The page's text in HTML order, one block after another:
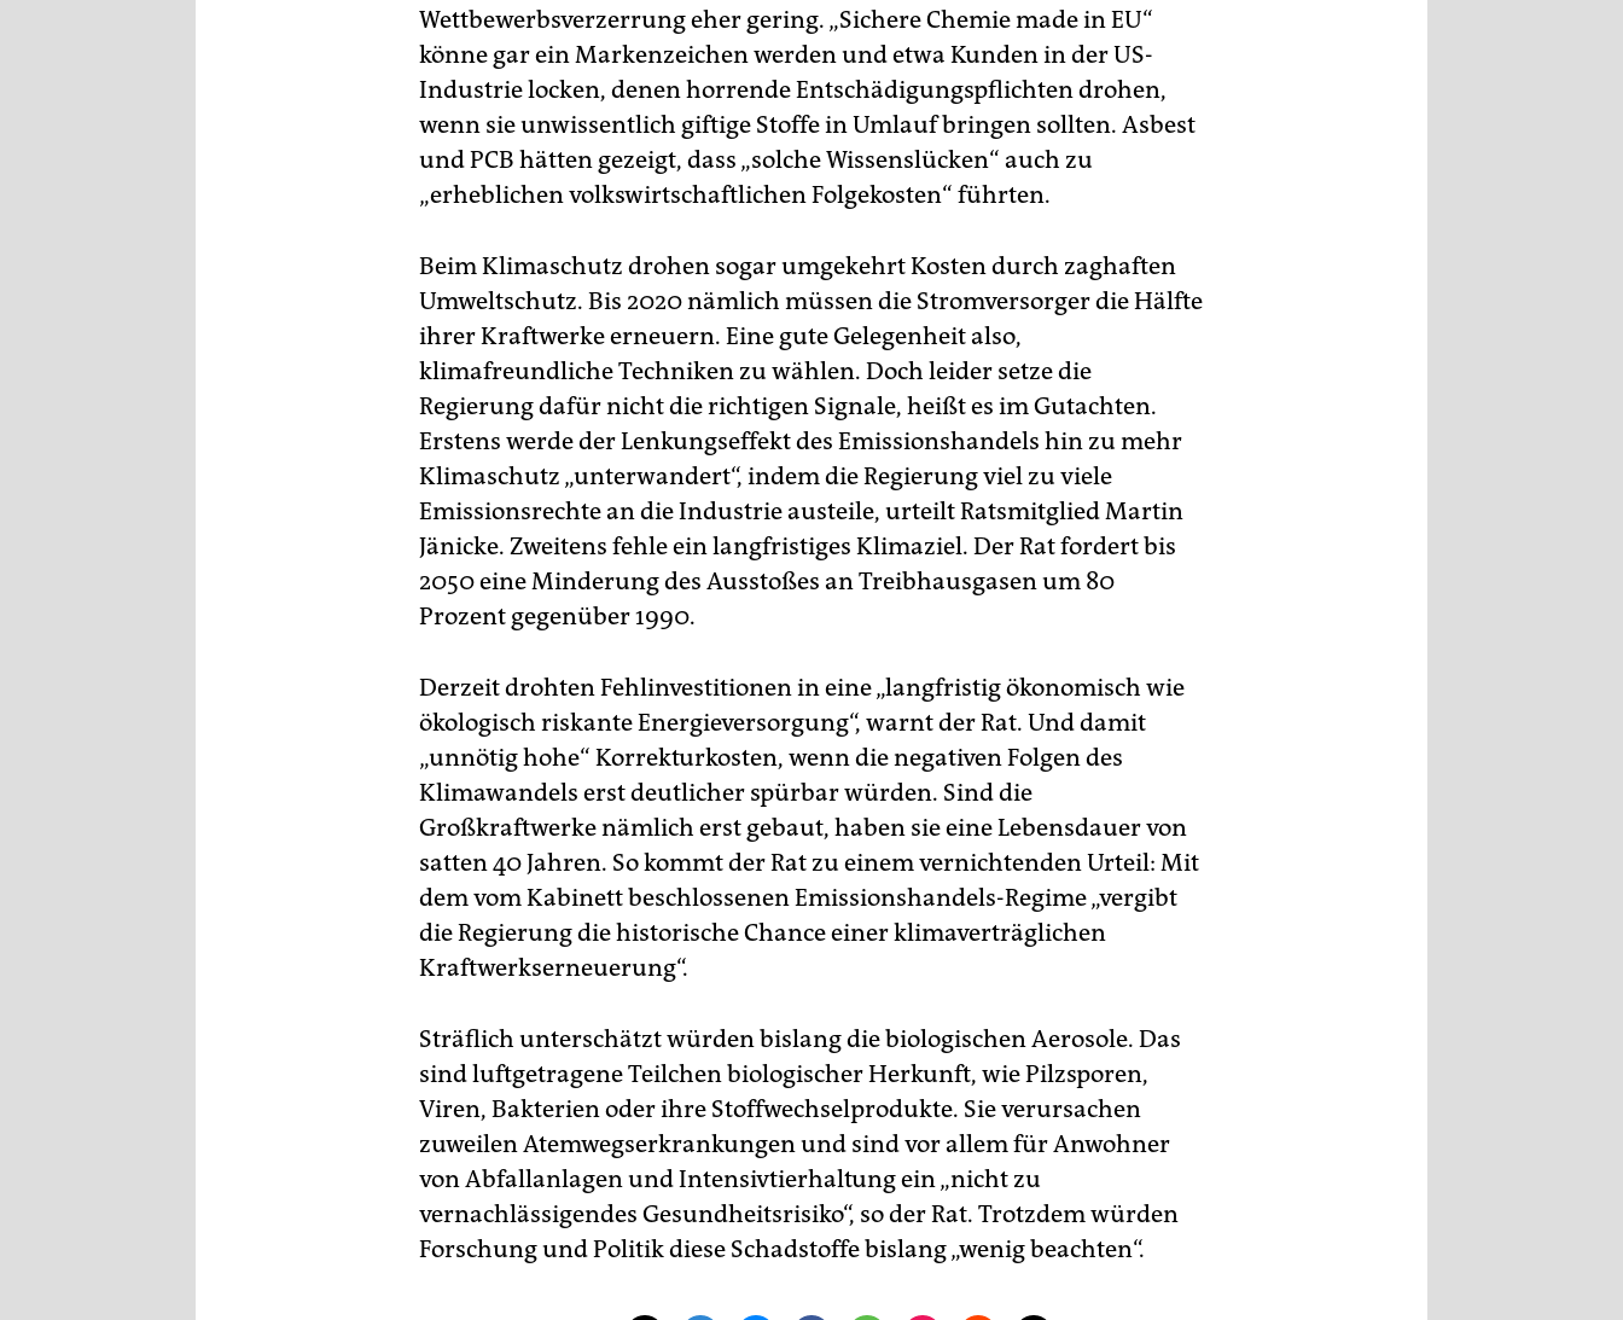
Wettbewerbsverzerrung eher gering. „Sichere Chemie made in EU“
könne gar ein Markenzeichen werden und etwa Kunden in der US-
Industrie locken, denen horrende Entschädigungspflichten drohen,
wenn sie unwissentlich giftige Stoffe in Umlauf bringen sollten. Asbest
und PCB hätten gezeigt, dass „solche Wissenslücken“ auch zu
„erheblichen volkswirtschaftlichen Folgekosten“ führten.
Beim Klimaschutz drohen sogar umgekehrt Kosten durch zaghaften
Umweltschutz. Bis 2020 nämlich müssen die Stromversorger die Hälfte
ihrer Kraftwerke erneuern. Eine gute Gelegenheit also,
klimafreundliche Techniken zu wählen. Doch leider setze die
Regierung dafür nicht die richtigen Signale, heißt es im Gutachten.
Erstens werde der Lenkungseffekt des Emissionshandels hin zu mehr
Klimaschutz „unterwandert“, indem die Regierung viel zu viele
Emissionsrechte an die Industrie austeile, urteilt Ratsmitglied Martin
Jänicke. Zweitens fehle ein langfristiges Klimaziel. Der Rat fordert bis
2050 eine Minderung des Ausstoßes an Treibhausgasen um 80
Prozent gegenüber 1990.
Derzeit drohten Fehlinvestitionen in eine „langfristig ökonomisch wie
ökologisch riskante Energieversorgung“, warnt der Rat. Und damit
„unnötig hohe“ Korrekturkosten, wenn die negativen Folgen des
Klimawandels erst deutlicher spürbar würden. Sind die
Großkraftwerke nämlich erst gebaut, haben sie eine Lebensdauer von
satten 40 Jahren. So kommt der Rat zu einem vernichtenden Urteil: Mit
dem vom Kabinett beschlossenen Emissionshandels-Regime „vergibt
die Regierung die historische Chance einer klimaverträglichen
Kraftwerkserneuerung“.
Sträflich unterschätzt würden bislang die biologischen Aerosole. Das
sind luftgetragene Teilchen biologischer Herkunft, wie Pilzsporen,
Viren, Bakterien oder ihre Stoffwechselprodukte. Sie verursachen
zuweilen Atemwegserkrankungen und sind vor allem für Anwohner
von Abfallanlagen und Intensivtierhaltung ein „nicht zu
vernachlässigendes Gesundheitsrisiko“, so der Rat. Trotzdem würden
Forschung und Politik diese Schadstoffe bislang „wenig beachten“.